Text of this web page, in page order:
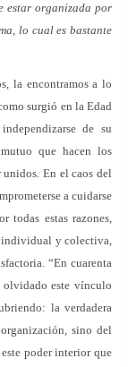
estar organizada por
lo cual es bastante
la encontramos a lo
surgió en la Edad
de su
que hacen los
En el caos del
a cuidarse
todas estas razones,
individual y colectiva,
“En cuarenta
olvidado este vínculo
la verdadera
sino del
poder interior que